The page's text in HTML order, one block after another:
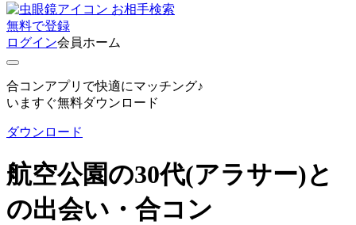
お相手検索
無料で登録
ログイン会員ホーム
合コンアプリで快適にマッチング♪
いますぐ無料ダウンロード
ダウンロード
航空公園の30代(アラサー)と
の出会い・合コン